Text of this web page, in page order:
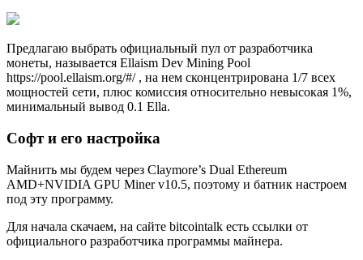
Предлагаю выбрать официальный пул от разработчика
монеты, называется Ellaism Dev Mining Pool
https://pool.ellaism.org/#/ , на нем сконцентрирована 1/7 всех
мощностей сети, плюс комиссия относительно невысокая 1%,
минимальный вывод 0.1 Ella.
Софт и его настройка
Майнить мы будем через Claymore’s Dual Ethereum
AMD+NVIDIA GPU Miner v10.5, поэтому и батник настроем
под эту программу.
Для начала скачаем, на сайте bitcointalk есть ссылки от
официального разработчика программы майнера.